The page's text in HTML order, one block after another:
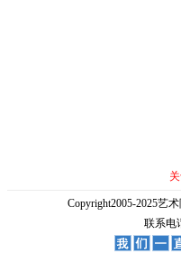
Copyright2005-2025艺
联系电